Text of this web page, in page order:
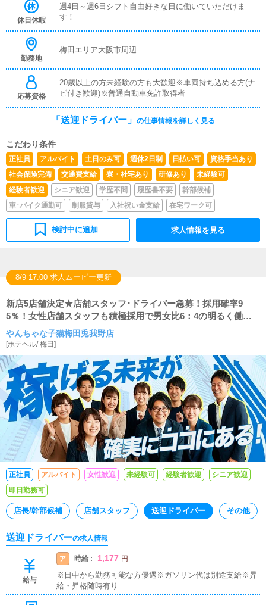
動画視聴など、有意義に待機してます！様々な女性キャス
トが在籍しており、人間関係を円滑に築けるドライバーさ
休日休暇
週4日～週6日シフト自由好きな日に働いていただけま
す！
勤務地
梅田エリア大阪市周辺
応募資格
20歳以上の方未経験の方も大歓迎※車両持ち込める方(ナ
ビ付き歓迎)※普通自動車免許取得者
「送迎ドライバー」 の仕事情報を詳しく見る
こだわり条件
正社員 アルバイト 土日のみ可 週休2日制 日払い可
資格手当あり
社会保険完備
交通費支給 寮・社宅あり 研修あり
未経験可
経験者歓迎
シニア歓迎 学歴不問 履歴書不要
幹部候補
車･バイク通勤可
制服貸与 入社祝い金支給 在宅ワーク可
検討中に追加 求人情報を見る
8/9 17:00 求人ムービー更新
新店5店舗決定★店舗スタッフ･ドライバー急募！採用確率9
5％！女性店舗スタッフも積極採用で男女比6：4の明るく働き
やすい環境です！
やんちゃな子猫梅田兎我野店
[ホテヘル/梅田]
正社員 アルバイト 女性歓迎 未経験可 経験者歓迎
シニア歓迎
即日勤務可
店長/幹部候補 店舗スタッフ 送迎ドライバー その他
送迎ドライバーの求人情報
給与
ア 時給 : 1,177 円
※日中から勤務可能な方優遇※ガソリン代は別途支給※昇
給・昇格随時有り